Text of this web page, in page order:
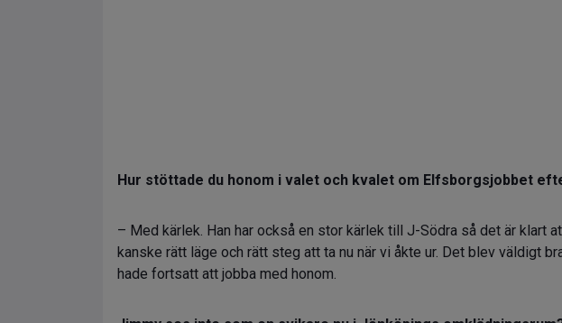
Hur stöttade du honom i valet och kvalet om Elfsborgsjobbet
– Med kärlek. Han har också en stor kärlek till J-Södra så det är klart
kanske rätt läge och rätt steg att ta nu när vi åkte ur. Det blev väldigt
hade fortsatt att jobba med honom.